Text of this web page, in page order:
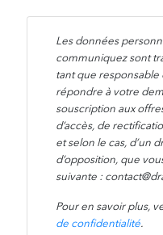
Les données
communiquez sont
tant que
répondre à votre
souscription aux
d’accès, de
et selon le cas, d’un
d’opposition, que
suivante :
Pour en savoir plus,
de confidentialité.